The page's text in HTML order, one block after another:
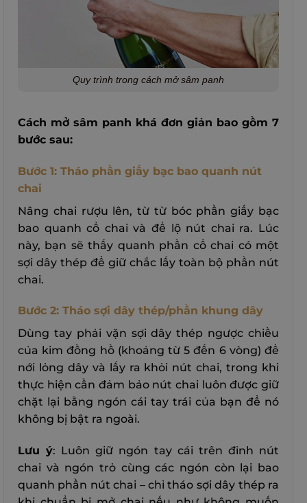
Quy trình trong cách mở sâm panh
Cách mở sâm panh khá đơn giản bao gồm 7
bước sau:
Bước 1: Tháo phần giấy bạc bao quanh nút
chai
Nâng chai rượu lên, từ từ bóc phần giấy bạc
bao quanh cổ chai và để lộ nút chai ra. Lúc
này, bạn sẽ thấy quanh phần cổ chai có một
sợi dây thép để giữ chắc lấy toàn bộ phần nút
chai.
Bước 2: Tháo sợi dây thép/phần khung dây
Dùng tay phải vặn sợi dây thép ngược chiều
của kim đồng hồ (khoảng từ 5 đến 6 vòng) để
nới lỏng dây và lấy ra khỏi nút chai, trong khi
thực hiện cần đảm bảo nút chai luôn được giữ
chặt lại bằng ngón cái tay trái của bạn để nó
không bị bật ra ngoài.
Lưu ý: Luôn giữ ngón tay cái trên đỉnh nút
chai và ngón trỏ cùng các ngón còn lại bao
quanh phần nút chai – chỉ tháo sợi dây thép ra